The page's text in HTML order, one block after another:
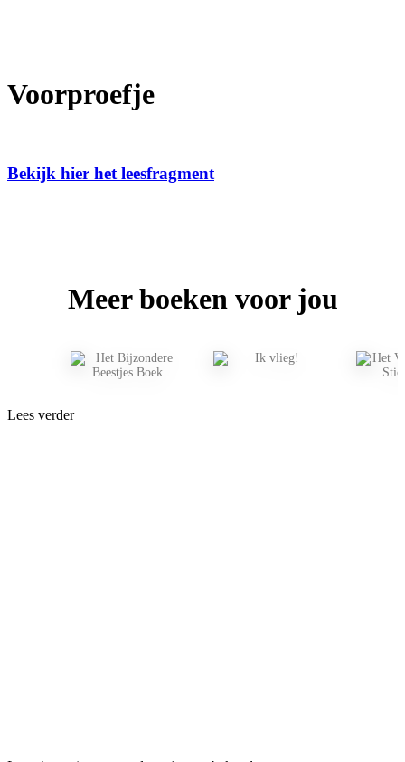
Voorproefje
Bekijk hier het leesfragment
Meer boeken voor jou
Lees verder